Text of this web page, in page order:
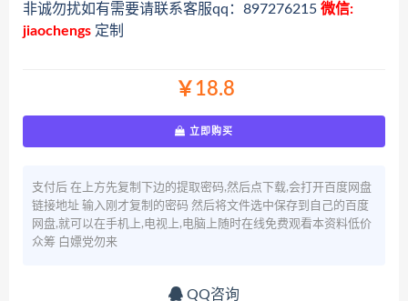
非诚勿扰如有需要请联系客服qq：897276215 微信:
jiaochengs 定制
￥18.8
立即购买
支付后 在上方先复制下边的提取密码,然后点下载,会打开百度网盘
链接地址 输入刚才复制的密码 然后将文件选中保存到自己的百度
网盘,就可以在手机上,电视上,电脑上随时在线免费观看本资料低价
众筹 白嫖党勿来
QQ咨询